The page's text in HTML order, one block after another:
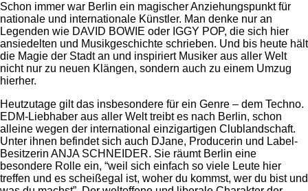
Schon immer war Berlin ein magischer Anziehungspunkt für
nationale und internationale Künstler. Man denke nur an
Legenden wie DAVID BOWIE oder IGGY POP, die sich hier
ansiedelten und Musikgeschichte schrieben. Und bis heute hält
die Magie der Stadt an und inspiriert Musiker aus aller Welt
nicht nur zu neuen Klängen, sondern auch zu einem Umzug
hierher.
Heutzutage gilt das insbesondere für ein Genre – dem Techno.
EDM-Liebhaber aus aller Welt treibt es nach Berlin, schon
alleine wegen der international einzigartigen Clublandschaft.
Unter ihnen befindet sich auch DJane, Producerin und Label-
Besitzerin ANJA SCHNEIDER. Sie räumt Berlin eine
besondere Rolle ein, “weil sich einfach so viele Leute hier
treffen und es scheißegal ist, woher du kommst, wer du bist und